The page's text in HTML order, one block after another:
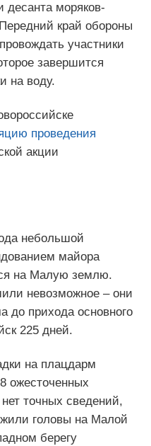
десанта моряков-
край обороны
участники
завершится
на воду.
проведения
акции
небольшой
майора
на Малую землю.
невозможное – они
до прихода основного
225 дней.
на плацдарм
ожесточенных
точных сведений,
головы на Малой
берегу